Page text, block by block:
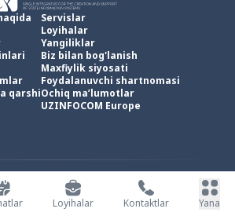
qarshi
Servislar
Loyihalar
Yangiliklar
Biz bilan bog'lanish
Maxfiylik siyosati
Foydalanuvchi shartnomasi
Ochiq ma’lumotlar
UZINFOCOM Europe
-
Barcha huquqlar himoyalangan
Loyihalar Kontaktlar Yana